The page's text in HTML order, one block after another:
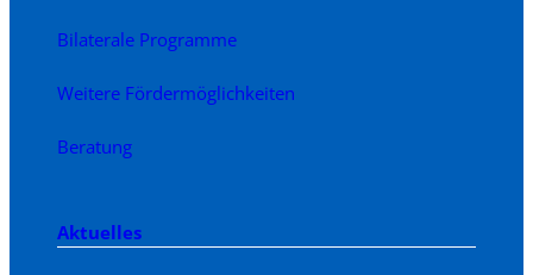
Bilaterale Programme
Weitere Fördermöglichkeiten
Beratung
Aktuelles